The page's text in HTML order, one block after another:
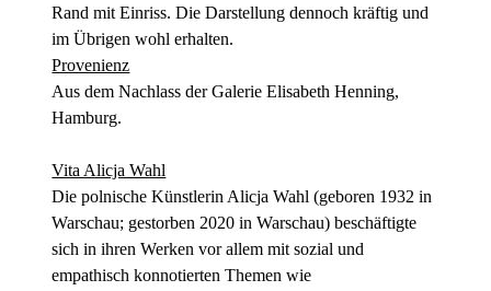
Rand mit Einriss. Die Darstellung dennoch kräftig und
im Übrigen wohl erhalten.
Provenienz
Aus dem Nachlass der Galerie Elisabeth Henning,
Hamburg.
Vita Alicja Wahl
Die polnische Künstlerin Alicja Wahl (geboren 1932 in
Warschau; gestorben 2020 in Warschau) beschäftigte
sich in ihren Werken vor allem mit sozial und
empathisch konnotierten Themen wie